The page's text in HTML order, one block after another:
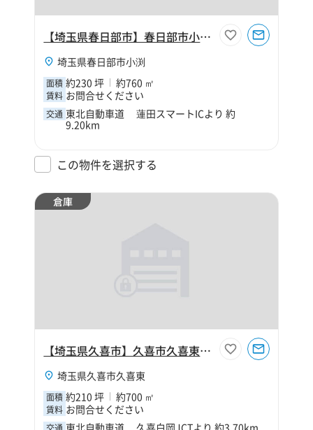
【埼玉県春日部市】春日部市小渕230坪倉庫
埼玉県春日部市小渕
面積 約230 坪 約760 ㎡
賃料 お問合せください
交通 東北自動車道 蓮田スマートICより 約
9.20km
この物件を選択する
倉庫
【埼玉県久喜市】久喜市久喜東2丁目210坪倉庫
埼玉県久喜市久喜東
面積 約210 坪 約700 ㎡
賃料 お問合せください